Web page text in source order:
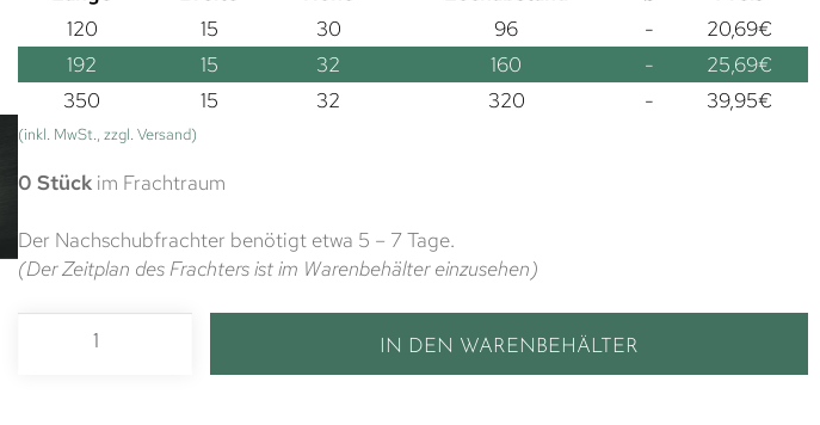
120
15 30 96 - 20,69€
192
15 32 160 - 25,69€
350
15 32 320 - 39,95€
(inkl. MwSt., zzgl. Versand)
0 Stück im Frachtraum
Der Nachschubfrachter benötigt etwa 5 – 7 Tage.
(Der Zeitplan des Frachters ist im Warenbehälter einzusehen)
IN DEN WARENBEHÄLTER